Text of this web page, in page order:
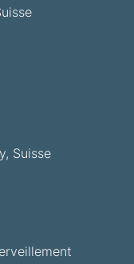
Suisse